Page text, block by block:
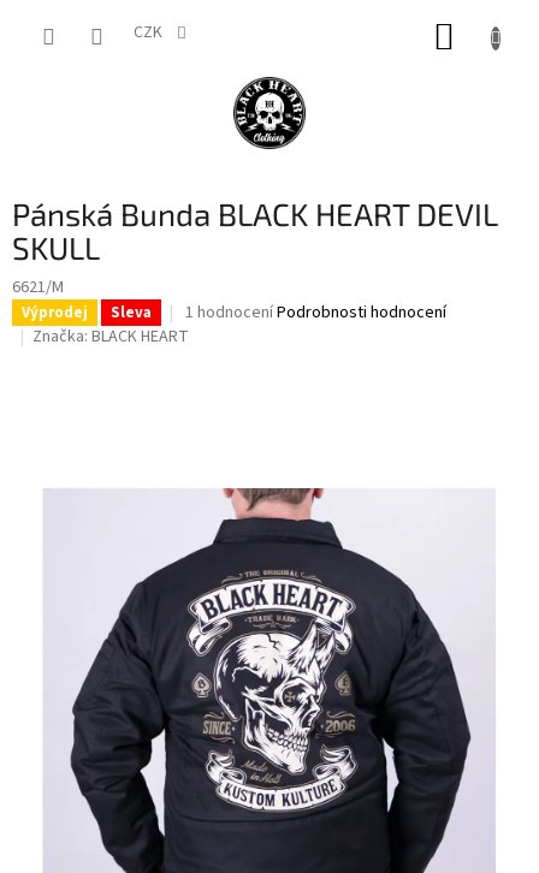
CZK
Pánská Bunda BLACK HEART DEVIL
SKULL
6621/M
Výprodej Sleva
Průměrné
hodnocení
1 hodnoceníPodrobnosti hodnocení
Značka: BLACK HEART